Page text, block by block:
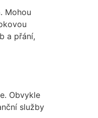
Mohou
a přání,
Obvykle
služby